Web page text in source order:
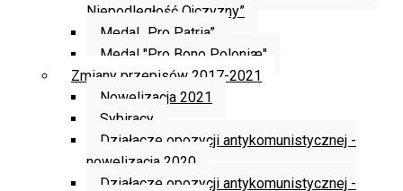
Niepodległość Ojczyzny”
Medal „Pro Patria”
Medal "Pro Bono Poloniæ"
Zmiany przepisów 2017-2021
Nowelizacja 2021
Sybiracy
Działacze opozycji antykomunistycznej -
nowelizacja 2020
Działacze opozycji antykomunistycznej -